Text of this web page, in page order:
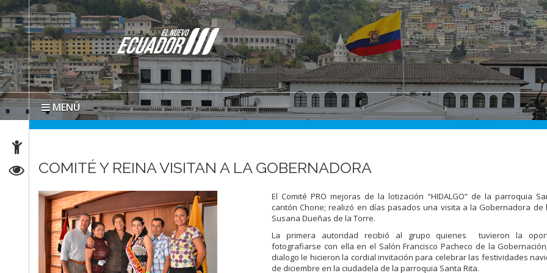
MENÚ
COMITÉ Y REINA VISITAN A LA GOBERNADORA
El Comité PRO mejoras de la lotización “HIDALGO” de la parroquia
cantón Chone; realizó en días pasados una visita a la Gobernadora de
Susana Dueñas de la Torre.
La primera autoridad recibió al grupo quienes tuvieron la
fotografiarse con ella en el Salón Francisco Pacheco de la
dialogo le hicieron la cordial invitación para celebrar las festividades
de diciembre en la ciudadela de la parroquia Santa Rita.